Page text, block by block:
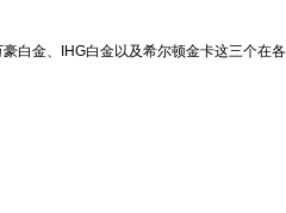
白金、IHG白金以及希尔顿金卡这三个在各